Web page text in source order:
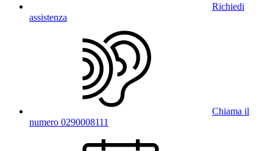
Richiedi
assistenza
Chiama il
numero 0290008111